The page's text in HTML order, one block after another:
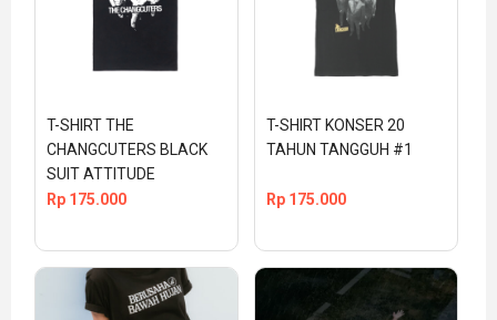
T-SHIRT THE
CHANGCUTERS BLACK
SUIT ATTITUDE
Rp 175.000
T-SHIRT KONSER 20
TAHUN TANGGUH #1
Rp 175.000